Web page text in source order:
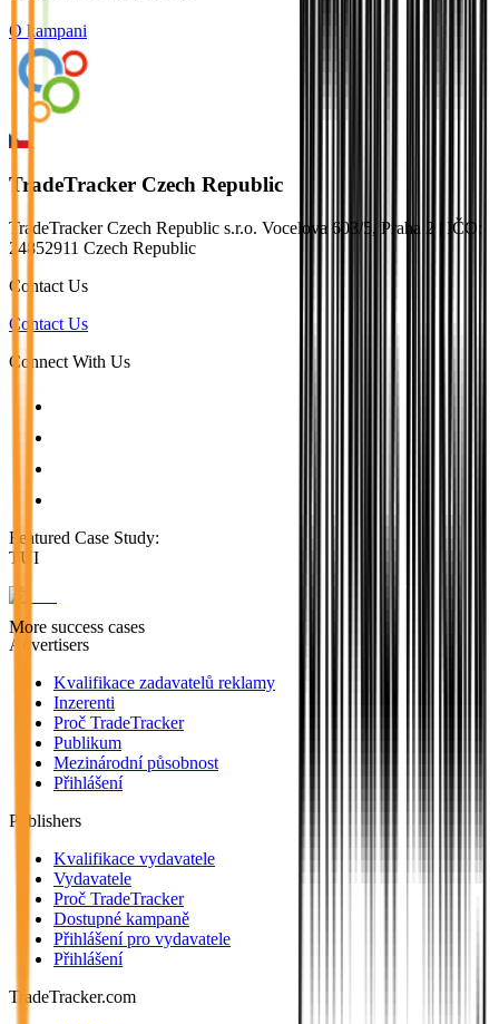
O kampani
TradeTracker Czech Republic
TradeTracker Czech Republic s.r.o. Vocelova 603/5, Praha 2 | IČO:
24852911 Czech Republic
Contact Us
Contact Us
Connect With Us
Featured Case Study:
TUI
More success cases
Advertisers
Kvalifikace zadavatelů reklamy
Inzerenti
Proč TradeTracker
Publikum
Mezinárodní působnost
Přihlášení
Publishers
Kvalifikace vydavatele
Vydavatele
Proč TradeTracker
Dostupné kampaně
Přihlášení pro vydavatele
Přihlášení
TradeTracker.com